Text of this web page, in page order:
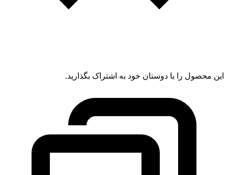
این محصول را با دوستان خود به اشتراک بگذارید.